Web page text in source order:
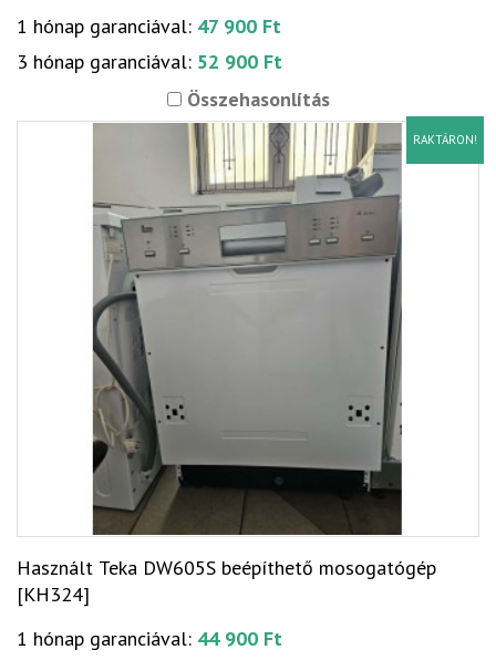
1 hónap garanciával: 47 900 Ft
3 hónap garanciával: 52 900 Ft
Összehasonlítás
RAKTÁRON!
Használt Teka DW605S beépíthető mosogatógép
[KH324]
1 hónap garanciával: 44 900 Ft